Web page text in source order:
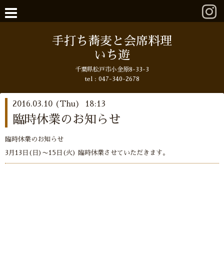
手打ち蕎麦と会席料理
いち遊
千葉県松戸市小金原8-33-3
tel : 047-340-2678
2016.03.10 (Thu) 18:13
臨時休業のお知らせ
臨時休業のお知らせ
3月13日(日)〜15日(火) 臨時休業させていただきます。